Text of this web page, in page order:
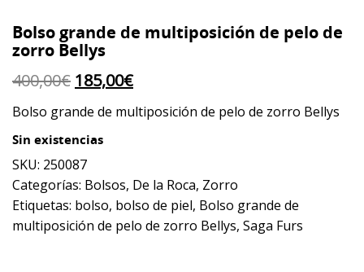
Bolso grande de multiposición de pelo de
zorro Bellys
400,00€ El
precio
original
era:
400,00€.
185,00€El
precio
185,00€.
Bolso grande de multiposición de pelo de zorro Bellys
Sin existencias
SKU: 250087
Categorías: Bolsos, De la Roca, Zorro
Etiquetas: bolso, bolso de piel, Bolso grande de
multiposición de pelo de zorro Bellys, Saga Furs